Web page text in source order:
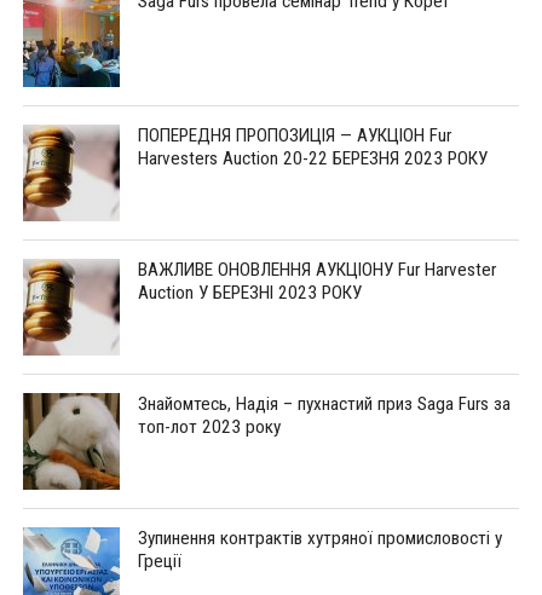
ПОПЕРЕДНЯ ПРОПОЗИЦІЯ — АУКЦІОН Fur
Harvesters Auction 20-22 БЕРЕЗНЯ 2023 РОКУ
ВАЖЛИВЕ ОНОВЛЕННЯ АУКЦІОНУ Fur Harvester
Auction У БЕРЕЗНІ 2023 РОКУ
Знайомтесь, Надія – пухнастий приз Saga Furs за
топ-лот 2023 року
Зупинення контрактів хутряної промисловості у
Греції